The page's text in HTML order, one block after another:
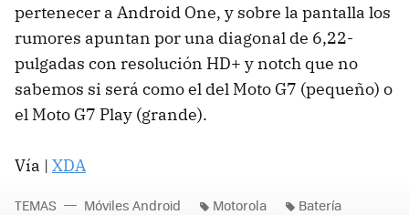
pertenecer a Android One, y sobre la pantalla los
rumores apuntan por una diagonal de 6,22-
pulgadas con resolución HD+ y notch que no
sabemos si será como el del Moto G7 (pequeño) o
el Moto G7 Play (grande).
Vía | XDA
TEMAS Móviles Android Motorola Batería